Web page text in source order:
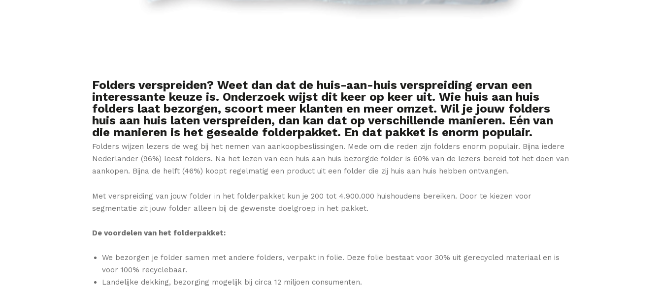
Folders verspreiden? Weet dan dat de huis-aan-huis verspreiding ervan een
interessante keuze is. Onderzoek wijst dit keer op keer uit. Wie huis aan huis
folders laat bezorgen, scoort meer klanten en meer omzet. Wil je jouw folders
huis aan huis laten verspreiden, dan kan dat op verschillende manieren. Eén van
die manieren is het gesealde folderpakket. En dat pakket is enorm populair.
Folders wijzen lezers de weg bij het nemen van aankoopbeslissingen. Mede om die reden zijn folders enorm populair. Bijna iedere
Nederlander (96%) leest folders. Na het lezen van een huis aan huis bezorgde folder is 60% van de lezers bereid tot het doen van
aankopen. Bijna de helft (46%) koopt regelmatig een product uit een folder die zij huis aan huis hebben ontvangen.
Met verspreiding van jouw folder in het folderpakket kun je 200 tot 4.900.000 huishoudens bereiken. Door te kiezen voor
segmentatie zit jouw folder alleen bij de gewenste doelgroep in het pakket.
De voordelen van het folderpakket:
We bezorgen je folder samen met andere folders, verpakt in folie. Deze folie bestaat voor 30% uit gerecycled materiaal en is
voor 100% recyclebaar.
Landelijke dekking, bezorging mogelijk bij circa 12 miljoen consumenten.